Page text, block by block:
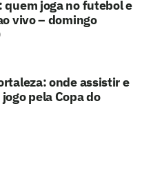
quem joga no futebol e
vivo – domingo
onde assistir e
pela Copa do